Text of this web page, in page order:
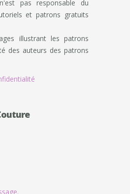
pas responsable du
et patrons gratuits
illustrant les patrons
des auteurs des patrons